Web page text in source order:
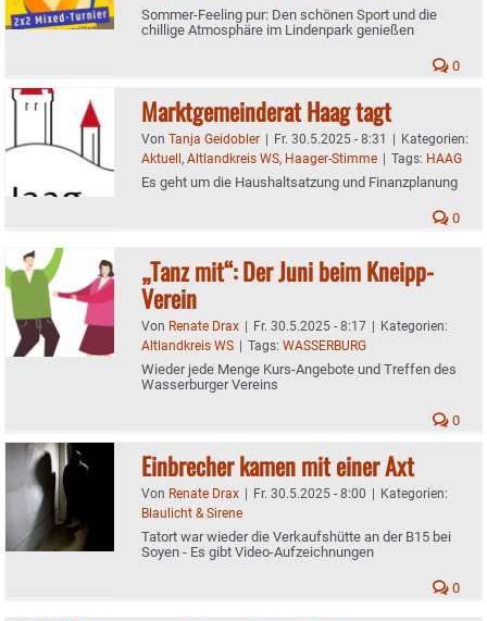
Sommer-Feeling pur: Den schönen Sport und die
chillige Atmosphäre im Lindenpark genießen
0
Marktgemeinderat Haag tagt
Von Tanja Geidobler | Fr. 30.5.2025 - 8:31 | Kategorien:
Aktuell, Altlandkreis WS, Haager-Stimme | Tags: HAAG
Es geht um die Haushaltsatzung und Finanzplanung
0
„Tanz mit“: Der Juni beim Kneipp-
Verein
Von Renate Drax | Fr. 30.5.2025 - 8:17 | Kategorien:
Altlandkreis WS | Tags: WASSERBURG
Wieder jede Menge Kurs-Angebote und Treffen des
Wasserburger Vereins
0
Einbrecher kamen mit einer Axt
Von Renate Drax | Fr. 30.5.2025 - 8:00 | Kategorien:
Blaulicht & Sirene
Tatort war wieder die Verkaufshütte an der B15 bei
Soyen - Es gibt Video-Aufzeichnungen
0